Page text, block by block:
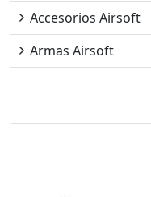
Accesorios Airsoft
Armas Airsoft